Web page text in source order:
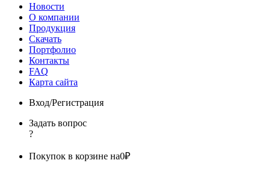
Новости
О компании
Продукция
Скачать
Портфолио
Контакты
FAQ
Карта сайта
Вход/Регистрация
Задать вопрос
?
Покупок в корзине на0₽